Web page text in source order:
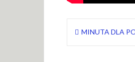
Nawigacja
MINUTA DLA